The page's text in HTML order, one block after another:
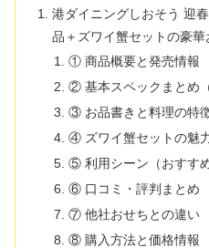
港ダイニングしおそう 迎
品＋ズワイ蟹セットの豪華
① 商品概要と発売情報
② 基本スペックまとめ（
③ お品書きと料理の特
④ ズワイ蟹セットの魅
⑤ 利用シーン（おすす
⑥ 口コミ・評判まとめ
⑦ 他社おせちとの違い
⑧ 購入方法と価格情報